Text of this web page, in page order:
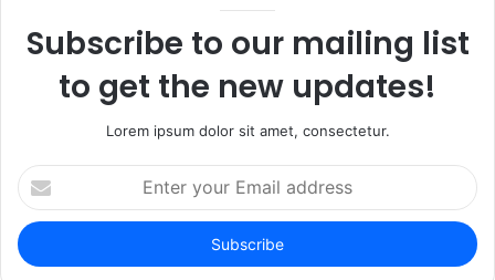
Subscribe to our mailing list
to get the new updates!
Lorem ipsum dolor sit amet, consectetur.
Enter
your
Email
address